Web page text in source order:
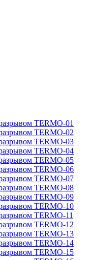
TERMO-01
TERMO-02
TERMO-03
TERMO-04
TERMO-05
TERMO-06
TERMO-07
TERMO-08
TERMO-09
TERMO-10
TERMO-11
TERMO-12
TERMO-13
TERMO-14
TERMO-15